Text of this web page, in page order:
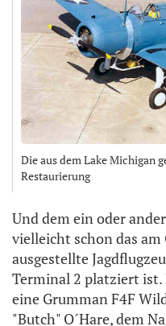
Die aus dem Lake Michigan
Restaurierung
Und dem ein oder
vielleicht schon das am
ausgestellte
Terminal 2 platziert ist.
eine Grumman F4F
"Butch" O´Hare, dem